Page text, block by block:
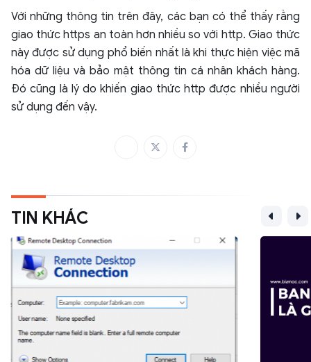
Với những thông tin trên đây, các bạn có thể thấy rằng
giao thức https an toàn hơn nhiều so với http. Giao thức
này được sử dụng phổ biến nhất là khi thực hiện việc mã
hóa dữ liệu và bảo mật thông tin cá nhân khách hàng.
Đó cũng là lý do khiến giao thức http được nhiều người
sử dụng đến vậy.
TIN KHÁC